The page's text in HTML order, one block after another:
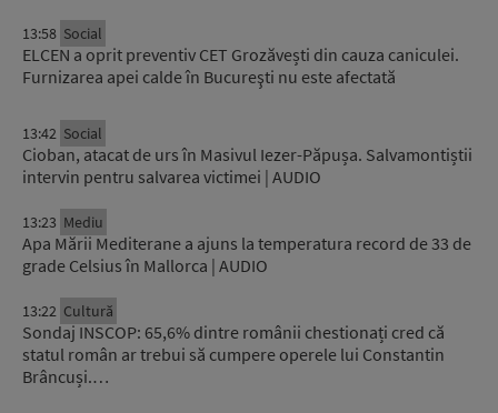
13:58 Social
ELCEN a oprit preventiv CET Grozăvești din cauza caniculei.
Furnizarea apei calde în Bucureşti nu este afectată
13:42 Social
Cioban, atacat de urs în Masivul Iezer-Păpușa. Salvamontiștii
intervin pentru salvarea victimei | AUDIO
13:23 Mediu
Apa Mării Mediterane a ajuns la temperatura record de 33 de
grade Celsius în Mallorca | AUDIO
13:22 Cultură
Sondaj INSCOP: 65,6% dintre românii chestionați cred că
statul român ar trebui să cumpere operele lui Constantin
Brâncuși.…